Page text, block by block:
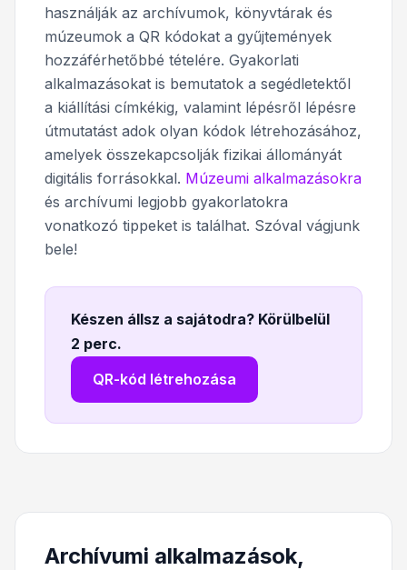
használják az archívumok, könyvtárak és
múzeumok a QR kódokat a gyűjtemények
hozzáférhetőbbé tételére. Gyakorlati
alkalmazásokat is bemutatok a segédletektől
a kiállítási címkékig, valamint lépésről lépésre
útmutatást adok olyan kódok létrehozásához,
amelyek összekapcsolják fizikai állományát
digitális forrásokkal. Múzeumi alkalmazásokra
és archívumi legjobb gyakorlatokra
vonatkozó tippeket is találhat. Szóval vágjunk
bele!
Készen állsz a sajátodra? Körülbelül
2 perc.
QR-kód létrehozása
Archívumi alkalmazások,